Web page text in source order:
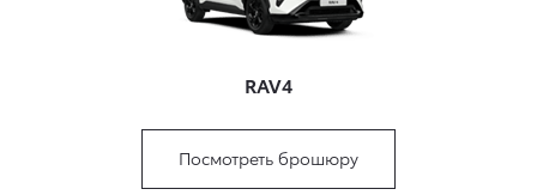
RAV4
Посмотреть брошюру